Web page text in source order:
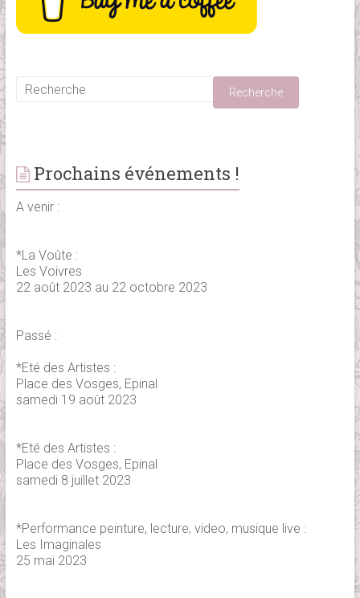
Prochains événements !
A venir :
*La Voûte :
Les Voivres
22 août 2023 au 22 octobre 2023
Passé :
*Eté des Artistes :
Place des Vosges, Epinal
samedi 19 août 2023
*Eté des Artistes :
Place des Vosges, Epinal
samedi 8 juillet 2023
*Performance peinture, lecture, video, musique live :
Les Imaginales
25 mai 2023